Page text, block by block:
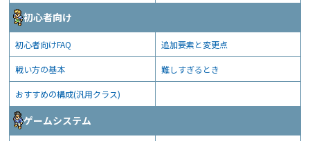
初心者向け
初心者向けFAQ 追加要素と変更点
戦い方の基本 難しすぎるとき
おすすめの構成(汎用クラス)
ゲームシステム